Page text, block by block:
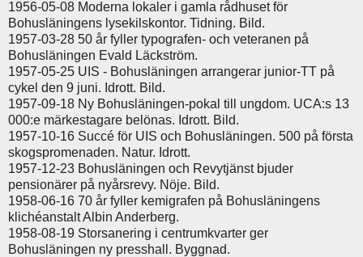
1956-05-08 Moderna lokaler i gamla rådhuset för
Bohusläningens lysekilskontor. Tidning. Bild.
1957-03-28 50 år fyller typografen- och veteranen på
Bohusläningen Evald Läckström.
1957-05-25 UIS - Bohusläningen arrangerar junior-TT på
cykel den 9 juni. Idrott. Bild.
1957-09-18 Ny Bohusläningen-pokal till ungdom. UCA:s 13
000:e märkestagare belönas. Idrott. Bild.
1957-10-16 Succé för UIS och Bohusläningen. 500 på första
skogspromenaden. Natur. Idrott.
1957-12-23 Bohusläningen och Revytjänst bjuder
pensionärer på nyårsrevy. Nöje. Bild.
1958-06-16 70 år fyller kemigrafen på Bohusläningens
klichéanstalt Albin Anderberg.
1958-08-19 Storsanering i centrumkvarter ger
Bohusläningen ny presshall. Byggnad.